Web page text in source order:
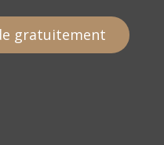
gratuitement